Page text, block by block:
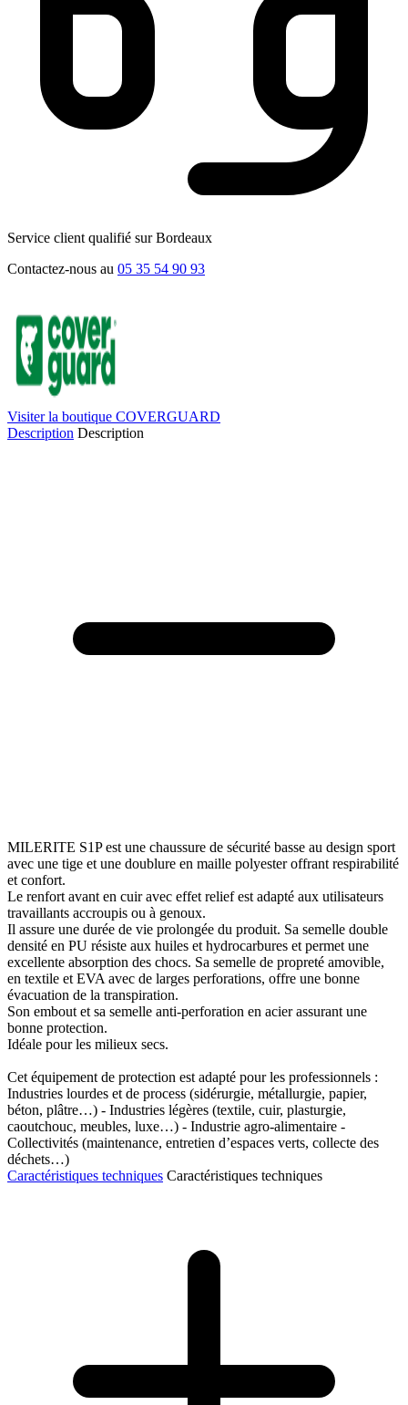
Service client qualifié sur Bordeaux
Contactez-nous au 05 35 54 90 93
Visiter la boutique COVERGUARD
Description Description
MILERITE S1P est une chaussure de sécurité basse au design sport
avec une tige et une doublure en maille polyester offrant respirabilité
et confort.
Le renfort avant en cuir avec effet relief est adapté aux utilisateurs
travaillants accroupis ou à genoux.
Il assure une durée de vie prolongée du produit. Sa semelle double
densité en PU résiste aux huiles et hydrocarbures et permet une
excellente absorption des chocs. Sa semelle de propreté amovible,
en textile et EVA avec de larges perforations, offre une bonne
évacuation de la transpiration.
Son embout et sa semelle anti-perforation en acier assurant une
bonne protection.
Idéale pour les milieux secs.
Cet équipement de protection est adapté pour les professionnels :
Industries lourdes et de process (sidérurgie, métallurgie, papier,
béton, plâtre…) - Industries légères (textile, cuir, plasturgie,
caoutchouc, meubles, luxe…) - Industrie agro-alimentaire -
Collectivités (maintenance, entretien d’espaces verts, collecte des
déchets…)
Caractéristiques techniques Caractéristiques techniques